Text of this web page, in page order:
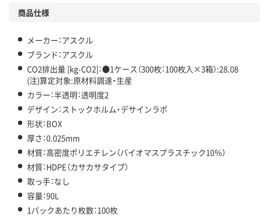
商品仕様
メーカー：アスクル
ブランド：アスクル
CO2排出量 [kg-CO2]：●1ケース（300枚：100枚入×3箱）:28.08
(注)算定対象:原材料調達・生産
カラー：半透明：透明度2
デザイン：ストックホルム・デサインラボ
形状：BOX
厚さ：0.025mm
材質：高密度ポリエチレン（バイオマスプラスチック10％）
材質：HDPE（カサカサタイプ）
取っ手：なし
容量：90L
1パックあたり枚数：100枚